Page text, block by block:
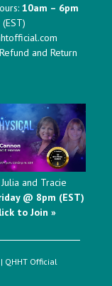
10am – 6pm
(EST)
and Return
and Tracie
@ 8pm (EST)
to Join »
QHHT Official